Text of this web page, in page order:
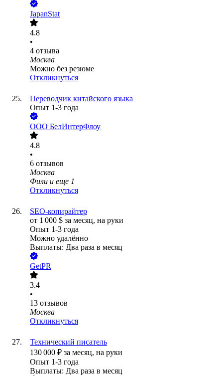
JapanStat
4.8
•
4 отзыва
Москва
Можно без резюме
Откликнуться
Переводчик китайского языка
Опыт 1-3 года
ООО БелИнтерФлоу
4.8
•
6 отзывов
Москва
Фили и еще 1
Откликнуться
SEO-копирайтер
от 1 000 $ за месяц, на руки
Опыт 1-3 года
Можно удалённо
Выплаты: Два раза в месяц
GetPR
3.4
•
13 отзывов
Москва
Откликнуться
Технический писатель
130 000 ₽ за месяц, на руки
Опыт 1-3 года
Выплаты: Два раза в месяц